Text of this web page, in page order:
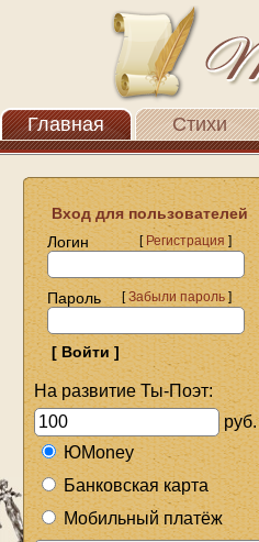
Главная Стихи
Вход для пользователей
Логин
[Регистрация]
Пароль [Забыли пароль]
На развитие Ты-Поэт:
руб.
ЮMoney
Банковская карта
Мобильный платёж